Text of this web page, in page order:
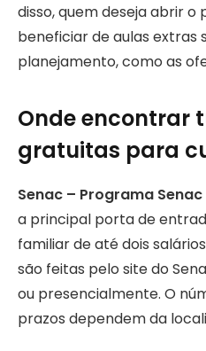
disso, quem deseja abrir
beneficiar de aulas extras
planejamento, como as
Onde encontrar
gratuitas para
Senac – Programa
a principal porta de
familiar de até dois
são feitas pelo site do
ou presencialmente. O
prazos dependem da